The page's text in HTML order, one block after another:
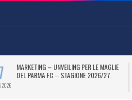
2026
MARKETING – UNVEILING PER LE MAGLIE
DEL PARMA FC – STAGIONE 2026/27.